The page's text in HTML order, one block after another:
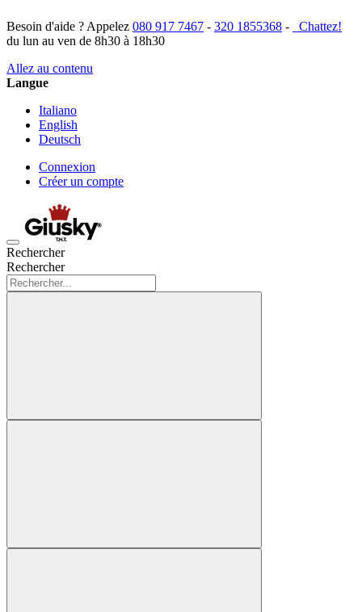
Besoin d'aide ? Appelez 080 917 7467 - 320 1855368 -
Chattez!
du lun au ven de 8h30 à 18h30
Allez au contenu
Langue
Italiano
English
Deutsch
Connexion
Créer un compte
Rechercher
Rechercher